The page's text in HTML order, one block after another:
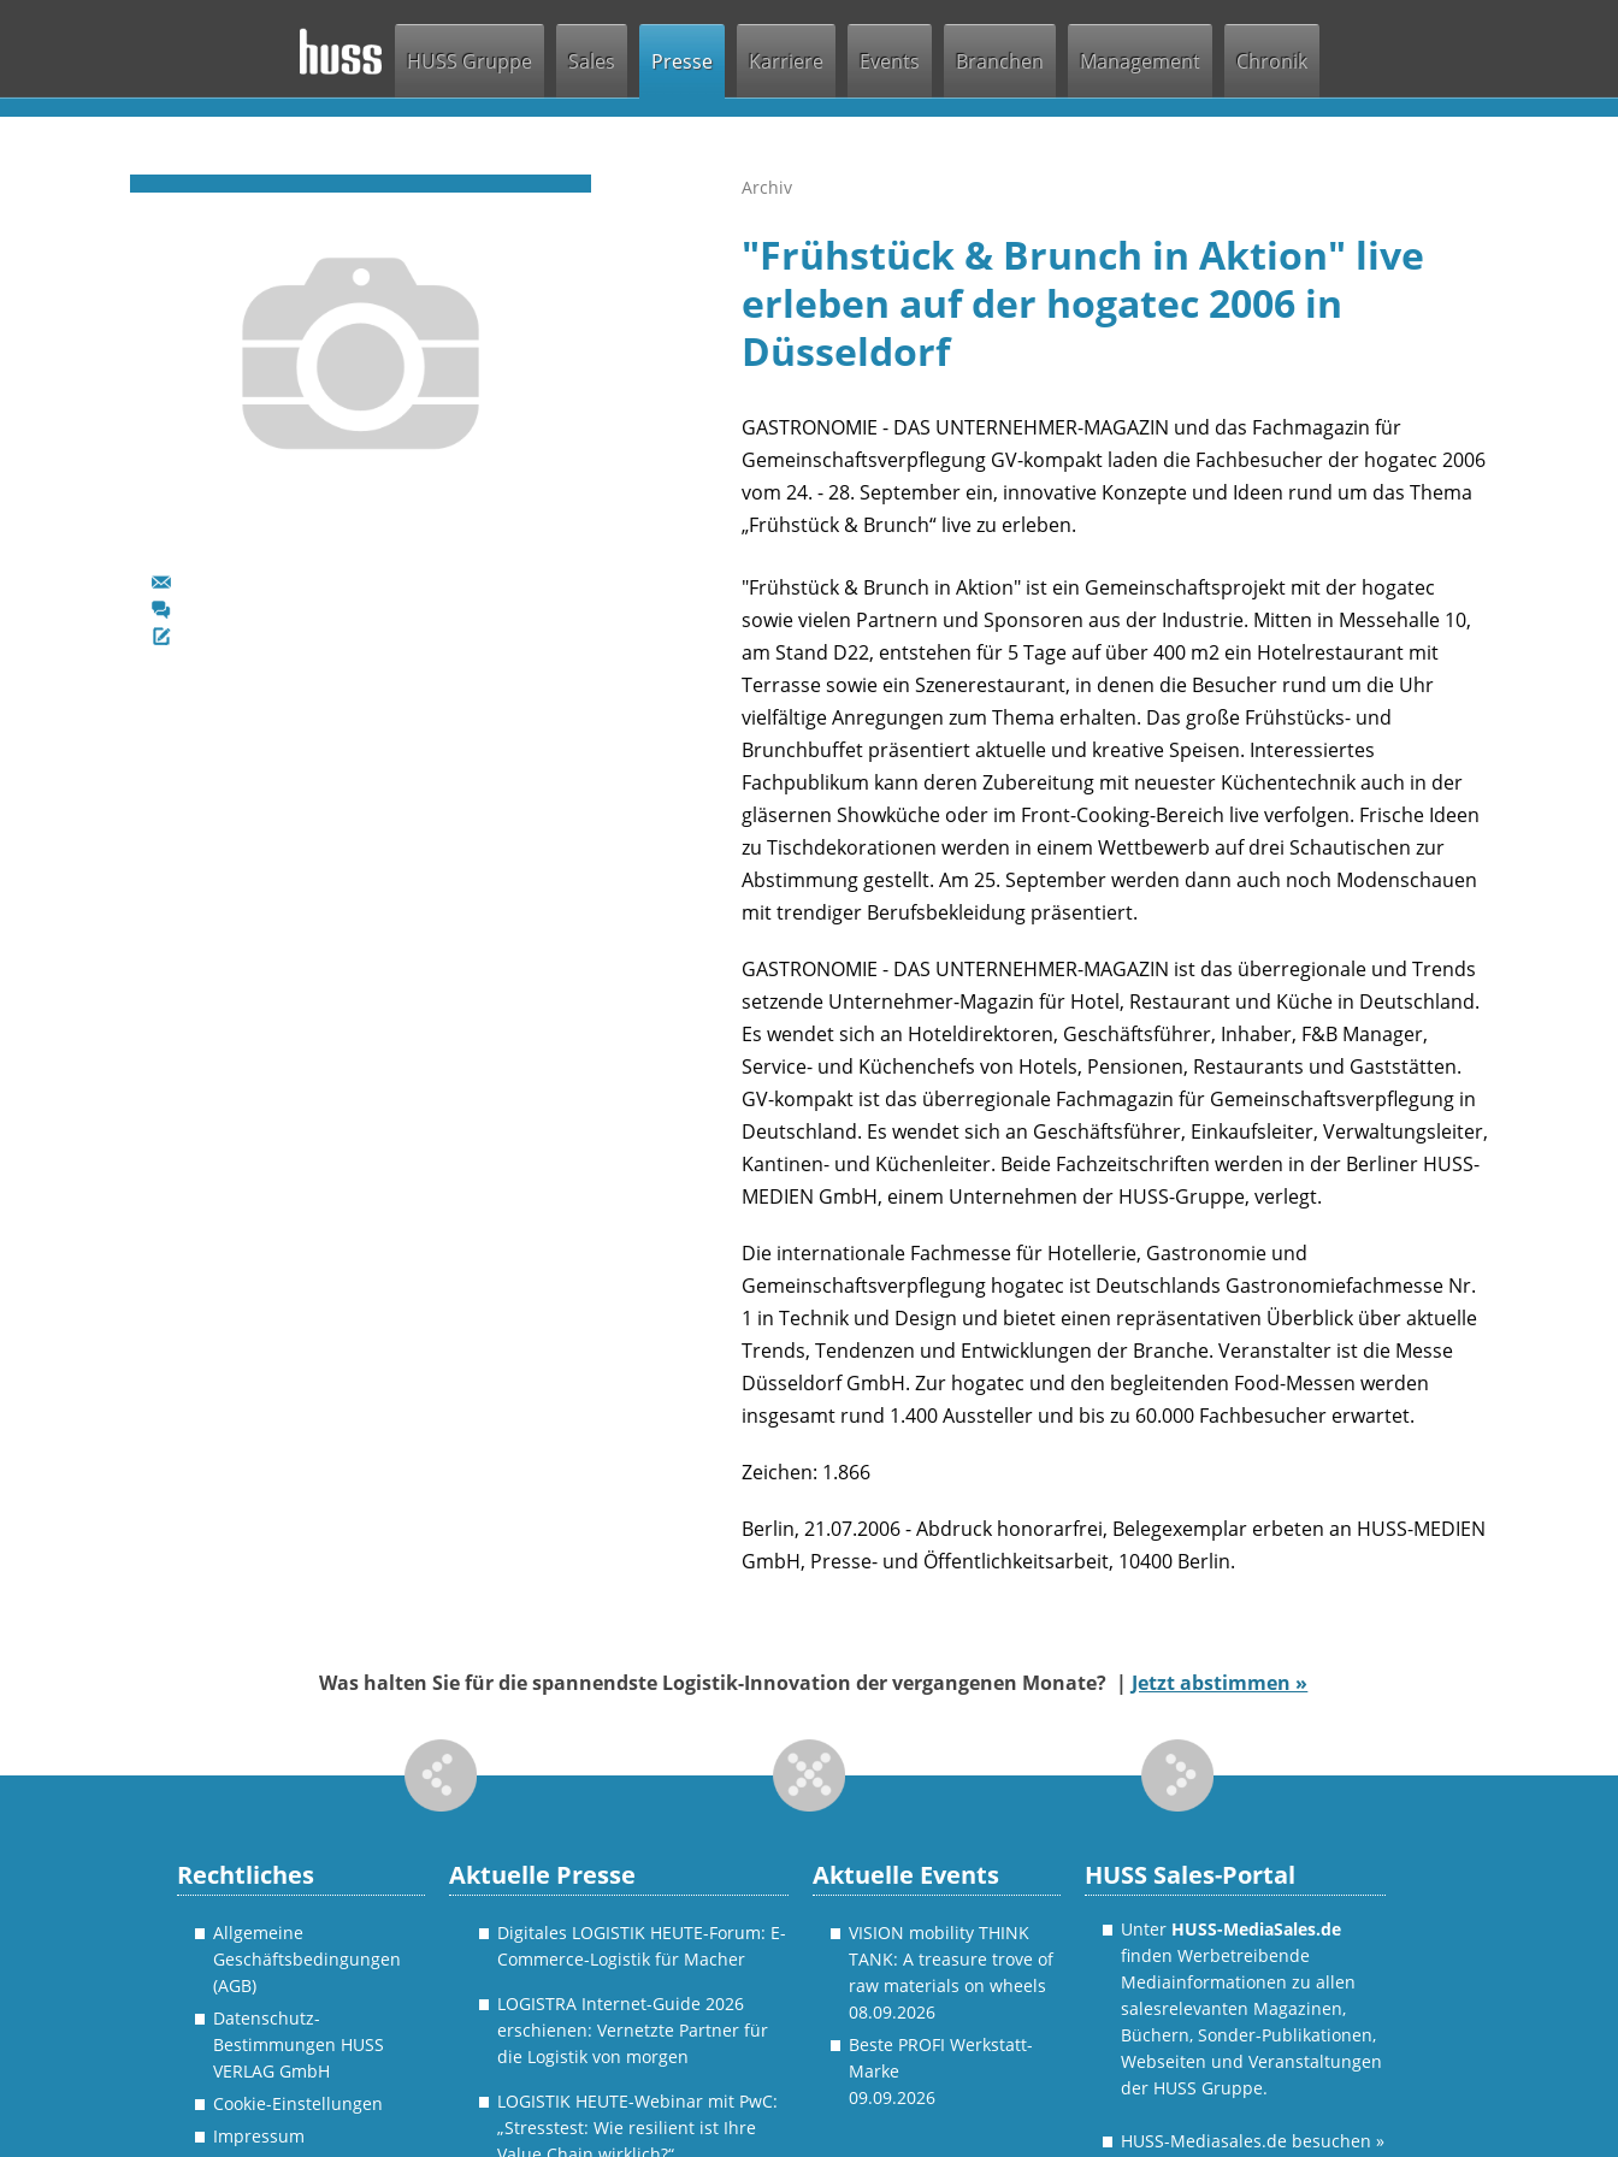
HUSS Gruppe
Sales Presse Karriere Events Branchen Management Chronik
Archiv
"Frühstück & Brunch in Aktion" live
erleben auf der hogatec 2006 in
Düsseldorf
GASTRONOMIE - DAS UNTERNEHMER-MAGAZIN und das Fachmagazin für
Gemeinschaftsverpflegung GV-kompakt laden die Fachbesucher der hogatec 2006
vom 24. - 28. September ein, innovative Konzepte und Ideen rund um das Thema
„Frühstück & Brunch“ live zu erleben.
"Frühstück & Brunch in Aktion" ist ein Gemeinschaftsprojekt mit der hogatec
sowie vielen Partnern und Sponsoren aus der Industrie. Mitten in Messehalle 10,
am Stand D22, entstehen für 5 Tage auf über 400 m2 ein Hotelrestaurant mit
Terrasse sowie ein Szenerestaurant, in denen die Besucher rund um die Uhr
vielfältige Anregungen zum Thema erhalten. Das große Frühstücks- und
Brunchbuffet präsentiert aktuelle und kreative Speisen. Interessiertes
Fachpublikum kann deren Zubereitung mit neuester Küchentechnik auch in der
gläsernen Showküche oder im Front-Cooking-Bereich live verfolgen. Frische Ideen
zu Tischdekorationen werden in einem Wettbewerb auf drei Schautischen zur
Abstimmung gestellt. Am 25. September werden dann auch noch Modenschauen
mit trendiger Berufsbekleidung präsentiert.
GASTRONOMIE - DAS UNTERNEHMER-MAGAZIN ist das überregionale und Trends
setzende Unternehmer-Magazin für Hotel, Restaurant und Küche in Deutschland.
Es wendet sich an Hoteldirektoren, Geschäftsführer, Inhaber, F&B Manager,
Service- und Küchenchefs von Hotels, Pensionen, Restaurants und Gaststätten.
GV-kompakt ist das überregionale Fachmagazin für Gemeinschaftsverpflegung in
Deutschland. Es wendet sich an Geschäftsführer, Einkaufsleiter, Verwaltungsleiter,
Kantinen- und Küchenleiter. Beide Fachzeitschriften werden in der Berliner HUSS-
MEDIEN GmbH, einem Unternehmen der HUSS-Gruppe, verlegt.
Die internationale Fachmesse für Hotellerie, Gastronomie und
Gemeinschaftsverpflegung hogatec ist Deutschlands Gastronomiefachmesse Nr.
1 in Technik und Design und bietet einen repräsentativen Überblick über aktuelle
Trends, Tendenzen und Entwicklungen der Branche. Veranstalter ist die Messe
Düsseldorf GmbH. Zur hogatec und den begleitenden Food-Messen werden
insgesamt rund 1.400 Aussteller und bis zu 60.000 Fachbesucher erwartet.
Zeichen: 1.866
Berlin, 21.07.2006 - Abdruck honorarfrei, Belegexemplar erbeten an HUSS-MEDIEN
GmbH, Presse- und Öffentlichkeitsarbeit, 10400 Berlin.
Rechtliches
Allgemeine
Geschäftsbedingungen
(AGB)
Datenschutz-
Bestimmungen HUSS
VERLAG GmbH
Cookie-Einstellungen
Impressum
Aktuelle Presse
Digitales LOGISTIK HEUTE-Forum: E-
Commerce-Logistik für Macher
LOGISTRA Internet-Guide 2026
erschienen: Vernetzte Partner für
die Logistik von morgen
LOGISTIK HEUTE-Webinar mit PwC:
„Stresstest: Wie resilient ist Ihre
Aktuelle Events
VISION mobility THINK
TANK: A treasure trove of
raw materials on wheels
08.09.2026
Beste PROFI Werkstatt-
Marke
09.09.2026
HUSS Sales-Portal
Unter HUSS-MediaSales.de
finden Werbetreibende
Mediainformationen zu allen
salesrelevanten Magazinen,
Büchern, Sonder-Publikationen,
Webseiten und Veranstaltungen
der HUSS Gruppe.
HUSS-Mediasales.de besuchen»
Was halten Sie für die spannendste Logistik-Innovation der vergangenen Monate? | Jetzt abstimmen »